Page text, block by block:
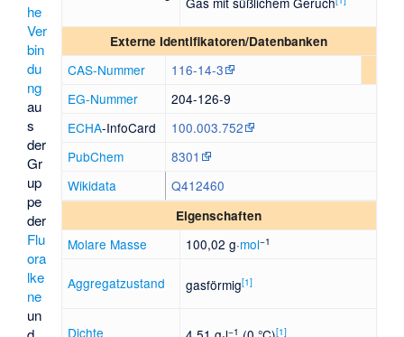
Externe Identifikatoren/Datenbanken
CAS-Nummer
116-14-3
EG-Nummer
204-126-9
ECHA-InfoCard
100.003.752
PubChem
8301
Wikidata
Q412460
Eigenschaften
Molare Masse 100,02 g·mol−1
Aggregatzustand gasförmig[1]
Dichte −1 [1]
he
Ver
bin
du
ng
au
s
der
Gr
up
pe
der
Flu
ora
lke
ne
un